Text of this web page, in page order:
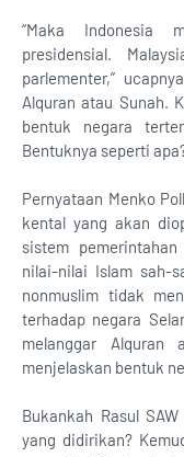
“Maka Indonesia
presidensial.
parlementer,”
Alquran atau Sunah.
bentuk negara
Bentuknya seperti
Pernyataan Menko
kental yang akan
sistem
nilai-nilai Islam sah-
nonmuslim tidak
terhadap negara
melanggar Alquran
menjelaskan bentuk
Bukankah Rasul
yang didirikan?